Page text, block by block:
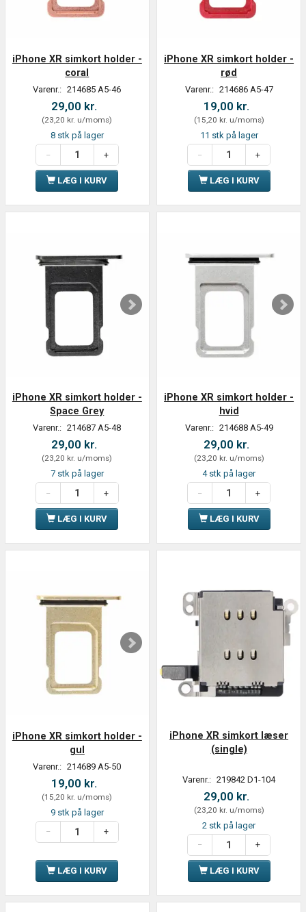
iPhone XR simkort holder -
coral
Varenr.: 214685 A5-46
29,00 kr.
(23,20 kr. u/moms)
8 stk på lager
LÆG I KURV
iPhone XR simkort holder -
rød
Varenr.: 214686 A5-47
19,00 kr.
(15,20 kr. u/moms)
11 stk på lager
LÆG I KURV
iPhone XR simkort holder -
Space Grey
Varenr.: 214687 A5-48
29,00 kr.
(23,20 kr. u/moms)
7 stk på lager
LÆG I KURV
iPhone XR simkort holder -
hvid
Varenr.: 214688 A5-49
29,00 kr.
(23,20 kr. u/moms)
4 stk på lager
LÆG I KURV
iPhone XR simkort holder -
gul
Varenr.: 214689 A5-50
19,00 kr.
(15,20 kr. u/moms)
9 stk på lager
LÆG I KURV
iPhone XR simkort læser
(single)
Varenr.: 219842 D1-104
29,00 kr.
(23,20 kr. u/moms)
2 stk på lager
LÆG I KURV